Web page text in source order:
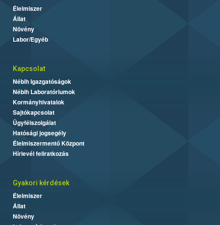
Élelmiszer
Állat
Növény
Labor/Egyéb
Kapcsolat
Nébih Igazgatóságok
Nébih Laboratóriumok
Kormányhivatalok
Sajtókapcsolat
Ügyfélszolgálat
Hatósági jogsegély
Élelmiszermentő Központ
Hírlevél feliratkozás
Gyakori kérdések
Élelmiszer
Állat
Növény